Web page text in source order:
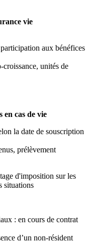
vie
aux bénéfices
unités de
en cas de vie
la date de souscription
prélèvement
d'imposition sur les
situations
: en cours de contrat
d’un non-résident